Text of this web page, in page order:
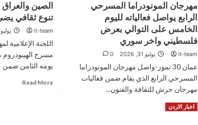
يرعى
افتتاح
بازار
“ناعور
أيام
زمان”
الحادي
عشر
درصاف
الحمداني
تزين
المسرح
الشمالي
في
جرش
مهرجان المونودراما المسرحي
الرابع يواصل فعالياته لليوم
الخامس على التوالي بعرض
فلسطيني واخر سوري
it-team يوليو 31, 2026 0
عمان 30 تموز-واصل مهرجان المونودراما
المسرحي الرابع الذي يقام ضمن فعاليات
مهرجان جرش للثقافة والفنون...
Read More
Read
الصين
تنوع ثقافي
it-team يوليو 31, 2026
اللجنة
مسرح
يومه الثامن
Read More
اخبار الاردن